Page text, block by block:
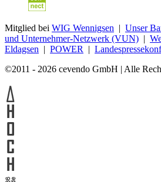
Mitglied bei WIG Wennigsen | Unser
und Unternehmer-Netzwerk (VUN) |
Eldagsen | POWER |
©2011 - 2026 cevendo GmbH | Alle